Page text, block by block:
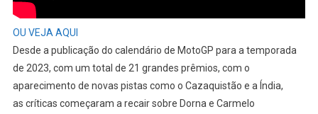
OU VEJA AQUI
Desde a publicação do calendário de MotoGP para a temporada
de 2023, com um total de 21 grandes prêmios, com o
aparecimento de novas pistas como o Cazaquistão e a Índia,
as críticas começaram a recair sobre Dorna e Carmelo